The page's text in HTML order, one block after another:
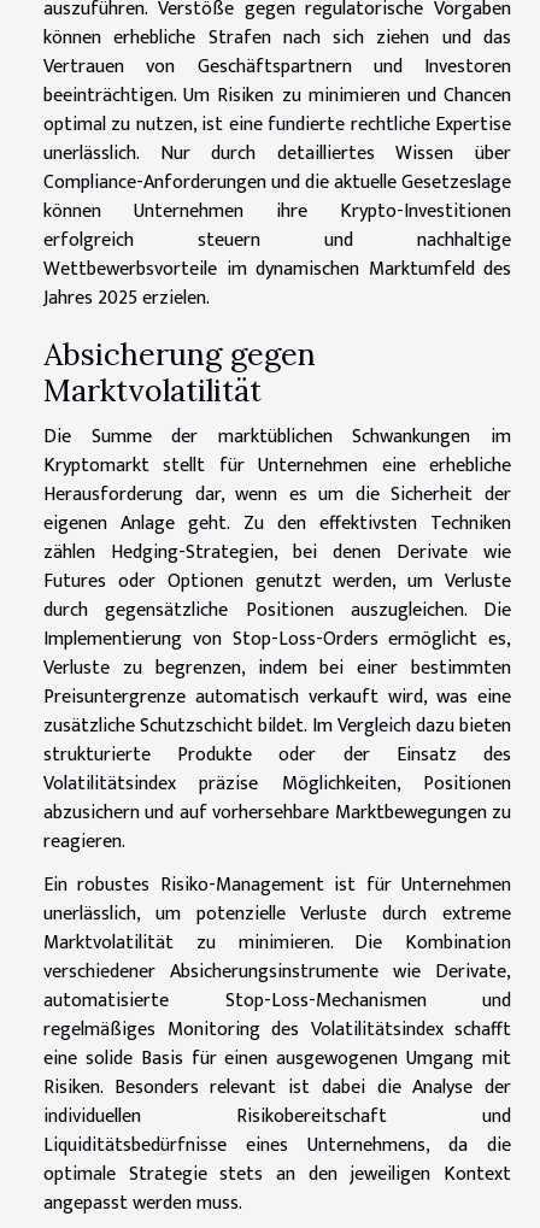
auszuführen. Verstöße gegen regulatorische Vorgaben
können erhebliche Strafen nach sich ziehen und das
Vertrauen von Geschäftspartnern und Investoren
beeinträchtigen. Um Risiken zu minimieren und Chancen
optimal zu nutzen, ist eine fundierte rechtliche Expertise
unerlässlich. Nur durch detailliertes Wissen über
Compliance-Anforderungen und die aktuelle Gesetzeslage
können Unternehmen ihre Krypto-Investitionen
erfolgreich steuern und nachhaltige
Wettbewerbsvorteile im dynamischen Marktumfeld des
Jahres 2025 erzielen.
Absicherung gegen
Marktvolatilität
Die Summe der marktüblichen Schwankungen im
Kryptomarkt stellt für Unternehmen eine erhebliche
Herausforderung dar, wenn es um die Sicherheit der
eigenen Anlage geht. Zu den effektivsten Techniken
zählen Hedging-Strategien, bei denen Derivate wie
Futures oder Optionen genutzt werden, um Verluste
durch gegensätzliche Positionen auszugleichen. Die
Implementierung von Stop-Loss-Orders ermöglicht es,
Verluste zu begrenzen, indem bei einer bestimmten
Preisuntergrenze automatisch verkauft wird, was eine
zusätzliche Schutzschicht bildet. Im Vergleich dazu bieten
strukturierte Produkte oder der Einsatz des
Volatilitätsindex präzise Möglichkeiten, Positionen
abzusichern und auf vorhersehbare Marktbewegungen zu
reagieren.
Ein robustes Risiko-Management ist für Unternehmen
unerlässlich, um potenzielle Verluste durch extreme
Marktvolatilität zu minimieren. Die Kombination
verschiedener Absicherungsinstrumente wie Derivate,
automatisierte Stop-Loss-Mechanismen und
regelmäßiges Monitoring des Volatilitätsindex schafft
eine solide Basis für einen ausgewogenen Umgang mit
Risiken. Besonders relevant ist dabei die Analyse der
individuellen Risikobereitschaft und
Liquiditätsbedürfnisse eines Unternehmens, da die
optimale Strategie stets an den jeweiligen Kontext
angepasst werden muss.